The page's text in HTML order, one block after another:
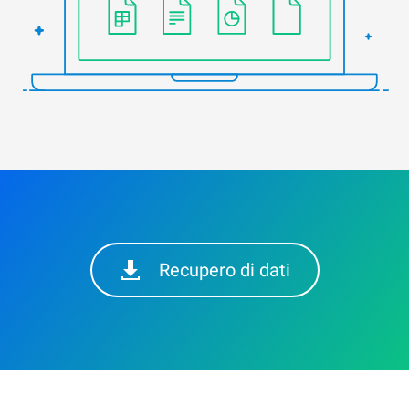
Recupero di dati